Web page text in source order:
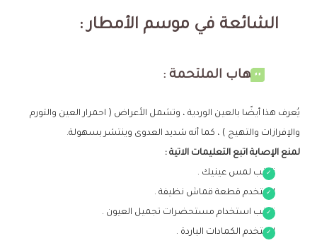
الشائعة في موسم الأمطار :
التهاب الملتحمة :
يُعرف هذا أيضًا بالعين الوردية ، وتشمل الأعراض ( احمرار العين والتورم
والإفرازات والتهيج ) ، كما أنه شديد العدوى وينتشر بسهولة.
لمنع الإصابة اتبع التعليمات الاتية :
تجنب لمس عينيك .
استخدم قطعة قماش نظيفة .
تجنب استخدام مستحضرات تجميل العيون .
استخدم الكمادات الباردة .